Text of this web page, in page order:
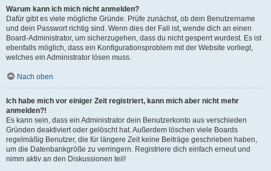
Warum kann ich mich nicht anmelden?
Dafür gibt es viele mögliche Gründe. Prüfe zunächst, ob dein Benutzername
und dein Passwort richtig sind. Wenn dies der Fall ist, wende dich an einen
Board-Administrator, um sicherzugehen, dass du nicht gesperrt wurdest. Es ist
ebenfalls möglich, dass ein Konfigurationsproblem mit der Website vorliegt,
welches ein Administrator lösen muss.
Nach oben
Ich habe mich vor einiger Zeit registriert, kann mich aber nicht mehr
anmelden?!
Es kann sein, dass ein Administrator dein Benutzerkonto aus verschieden
Gründen deaktiviert oder gelöscht hat. Außerdem löschen viele Boards
regelmäßig Benutzer, die für längere Zeit keine Beiträge geschrieben haben,
um die Datenbankgröße zu verringern. Registriere dich einfach erneut und
nimm aktiv an den Diskussionen teil!